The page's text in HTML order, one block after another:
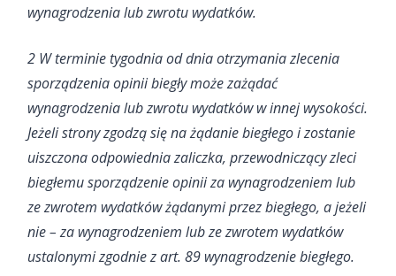
wynagrodzenia lub zwrotu wydatków.
2 W terminie tygodnia od dnia otrzymania zlecenia
sporządzenia opinii biegły może zażądać
wynagrodzenia lub zwrotu wydatków w innej wysokości.
Jeżeli strony zgodzą się na żądanie biegłego i zostanie
uiszczona odpowiednia zaliczka, przewodniczący zleci
biegłemu sporządzenie opinii za wynagrodzeniem lub
ze zwrotem wydatków żądanymi przez biegłego, a jeżeli
nie – za wynagrodzeniem lub ze zwrotem wydatków
ustalonymi zgodnie z art. 89 wynagrodzenie biegłego.